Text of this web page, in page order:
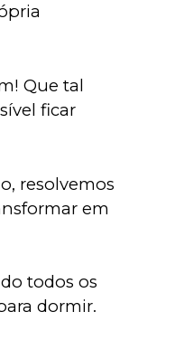
Que tal
ficar
resolvemos
em
todos os
dormir.